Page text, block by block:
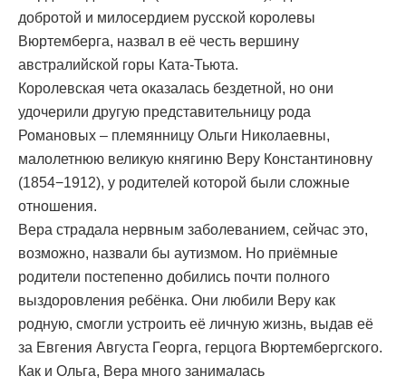
добротой и милосердием русской королевы
Вюртемберга, назвал в её честь вершину
австралийской горы Ката-Тьюта.
Королевская чета оказалась бездетной, но они
удочерили другую представительницу рода
Романовых – племянницу Ольги Николаевны,
малолетнюю великую княгиню Веру Константиновну
(1854−1912), у родителей которой были сложные
отношения.
Вера страдала нервным заболеванием, сейчас это,
возможно, назвали бы аутизмом. Но приёмные
родители постепенно добились почти полного
выздоровления ребёнка. Они любили Веру как
родную, смогли устроить её личную жизнь, выдав её
за Евгения Августа Георга, герцога Вюртембергского.
Как и Ольга, Вера много занималась